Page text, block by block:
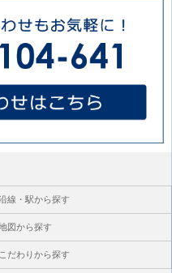
線・駅から探す
図から探す
こだわりから探す